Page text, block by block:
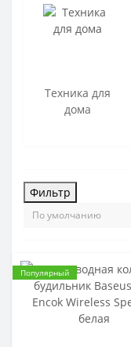
Техника для
дома
Фильтр
Популярный